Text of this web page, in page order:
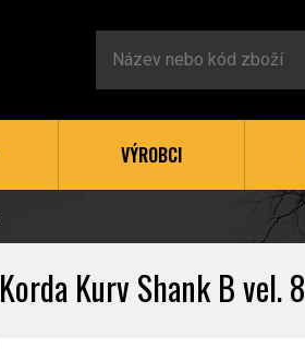
VÝROBCI
Korda Kurv Shank B vel. 8